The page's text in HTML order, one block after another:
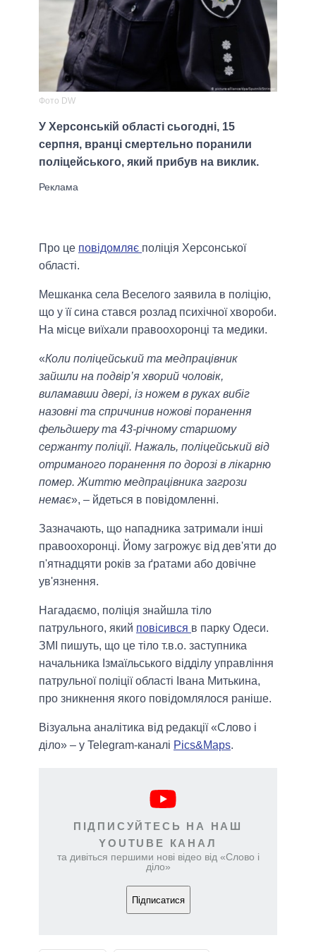
Фото DW
У Херсонській області сьогодні, 15
серпня, вранці смертельно поранили
поліцейського, який прибув на виклик.
Про це повідомляє поліція Херсонської
області.
Мешканка села Веселого заявила в поліцію,
що у її сина стався розлад психічної хвороби.
На місце виїхали правоохоронці та медики.
«Коли поліцейський та медпрацівник
зайшли на подвір’я хворий чоловік,
виламавши двері, із ножем в руках вибіг
назовні та спричинив ножові поранення
фельдшеру та 43-річному старшому
сержанту поліції. Нажаль, поліцейський від
отриманого поранення по дорозі в лікарню
помер. Життю медпрацівника загрози
немає», – йдеться в повідомленні.
Зазначають, що нападника затримали інші
правоохоронці. Йому загрожує від дев'яти до
п'ятнадцяти років за ґратами або довічне
ув'язнення.
Нагадаємо, поліція знайшла тіло
патрульного, який повісився в парку Одеси.
ЗМІ пишуть, що це тіло т.в.о. заступника
начальника Ізмаїльського відділу управління
патрульної поліції області Івана Митькина,
про зникнення якого повідомлялося раніше.
Візуальна аналітика від редакції «Слово і
діло» – у Telegram-каналі Pics&Maps.
ПІДПИСУЙТЕСЬ НА НАШ
YOUTUBE КАНАЛ
та дивіться першими нові відео від «Слово і
діло»
Підписатися